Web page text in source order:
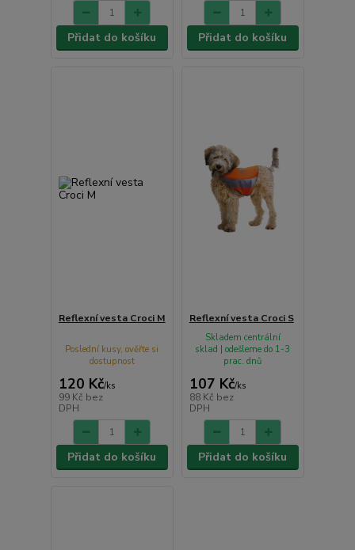
Přidat do košíku Přidat do košíku
Reflexní vesta Croci M
120 Kč/ks
99 Kč bez
DPH
Poslední kusy, ověřte si
dostupnost
Přidat do košíku
Reflexní vesta Croci S
107 Kč/ks
88 Kč bez
DPH
Skladem centrální
sklad | odešleme do 1-3
prac. dnů
Přidat do košíku